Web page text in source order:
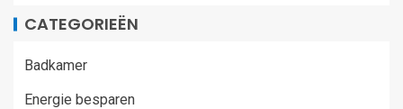
CATEGORIEËN
Badkamer
Energie besparen